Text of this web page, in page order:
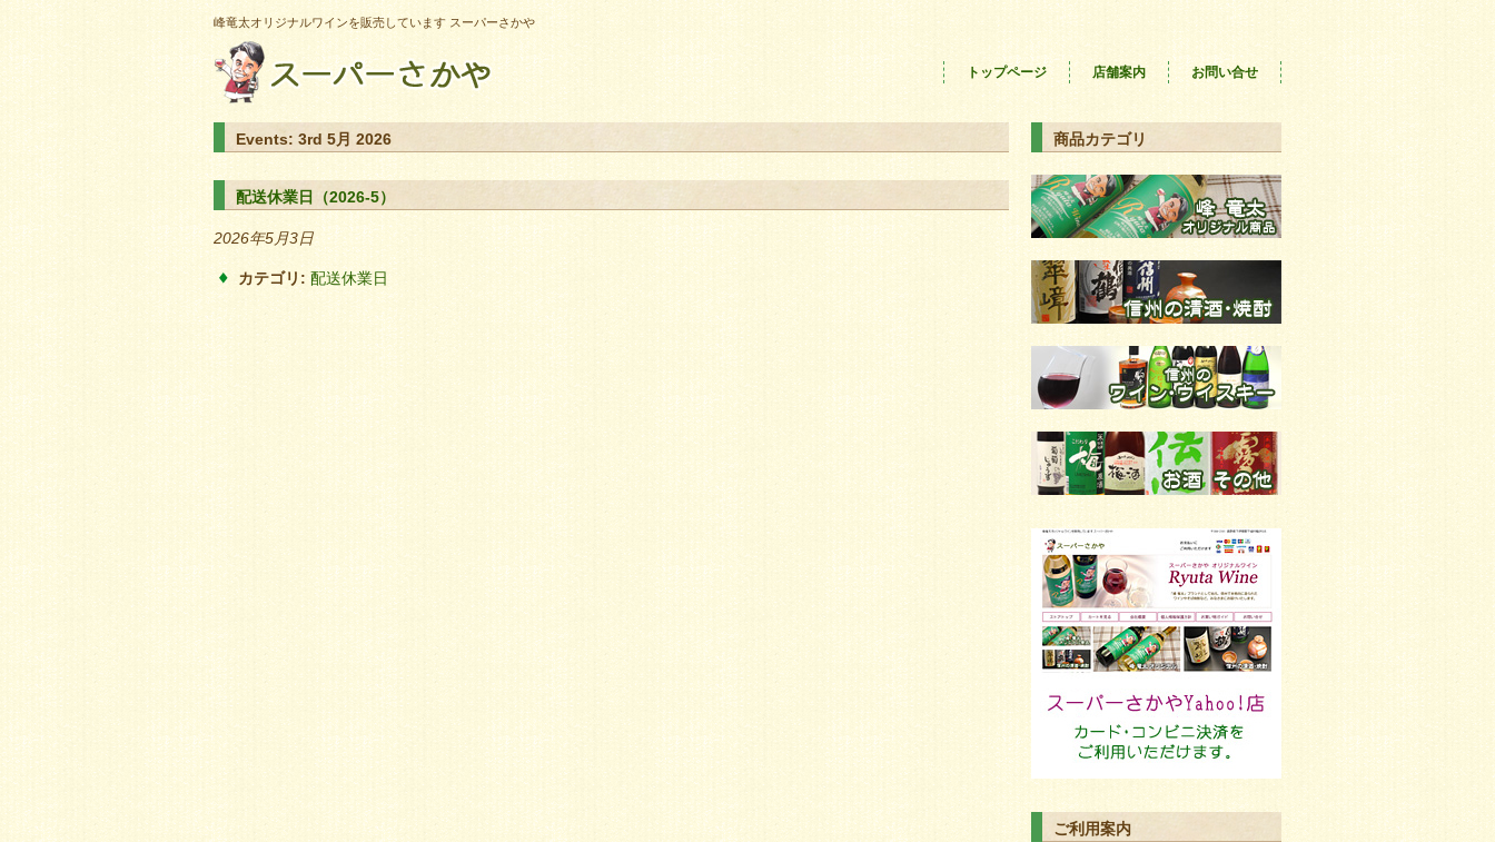
峰竜太オリジナルワインを販売しています スーパーさかや
トップページ 店舗案内 お問い合せ
Events: 3rd 5月 2026
配送休業日（2026-5）
2026年5月3日
カテゴリ: 配送休業日
商品カテゴリ
ご利用案内